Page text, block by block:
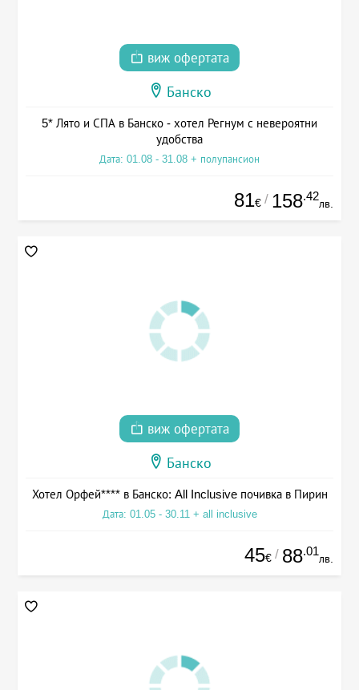
виж офертата
Банско
5* Лято и СПА в Банско - хотел Регнум с невероятни
удобства
Дата: 01.08 - 31.08 + полупансион
81€ / 158.42
лв.
виж офертата
Банско
Хотел Орфей**** в Банско: All Inclusive почивка в Пирин
Дата: 01.05 - 30.11 + all inclusive
45€ / 88.01
лв.